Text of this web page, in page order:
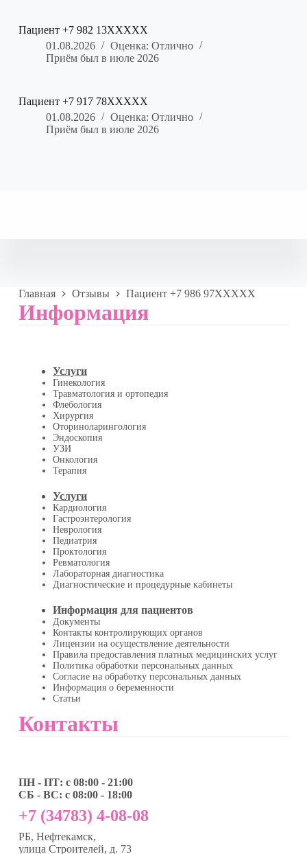
Пациент +7 982 13XXXXX
01.08.2026
Оценка: Отлично
Приём был в июле 2026
Пациент +7 917 78XXXXX
01.08.2026
Оценка: Отлично
Приём был в июле 2026
Главная Отзывы Пациент +7 986 97XXXXX
Информация
Услуги
Гинекология
Травматология и ортопедия
Флебология
Хирургия
Оториноларингология
Эндоскопия
УЗИ
Онкология
Терапия
Услуги
Кардиология
Гастроэнтерология
Неврология
Педиатрия
Проктология
Ревматология
Лабораторная диагностика
Диагностические и процедурные кабинеты
Информация для пациентов
Документы
Контакты контролирующих органов
Лицензии на осуществление деятельности
Правила предоставления платных медицинских услуг
Политика обработки персональных данных
Согласие на обработку персональных данных
Информация о беременности
Статьи
Контакты
ПН - ПТ: с 08:00 - 21:00
СБ - ВС: с 08:00 - 18:00
+7 (34783) 4-08-08
РБ, Нефтекамск,
улица Строителей, д. 73